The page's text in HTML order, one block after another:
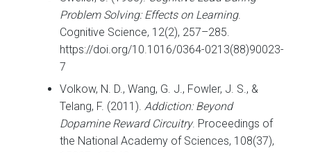
Problem Solving: Effects on Learning.
Cognitive Science, 12(2), 257–285.
https://doi.org/10.1016/0364-0213(88)90023-
7
Volkow, N. D., Wang, G. J., Fowler, J. S., &
Telang, F. (2011). Addiction: Beyond
Dopamine Reward Circuitry. Proceedings of
the National Academy of Sciences, 108(37),